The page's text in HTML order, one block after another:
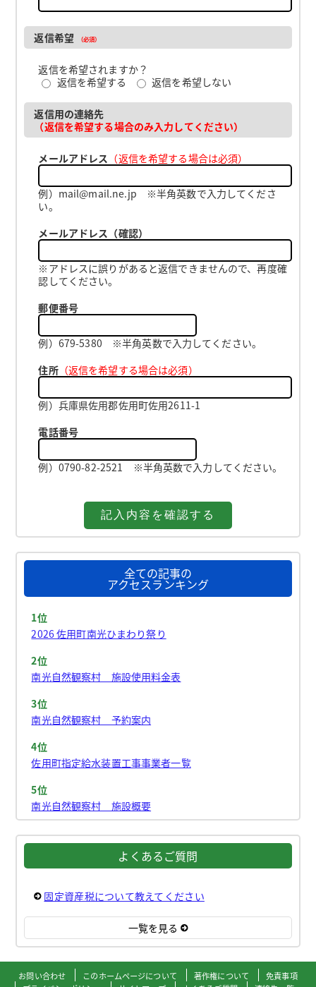
返信希望 （必須）
返信を希望されますか？
返信を希望する
返信を希望しない
返信用の連絡先
（返信を希望する場合のみ入力してください）
メールアドレス （返信を希望する場合は必須）
例）mail@mail.ne.jp ※半角英数で入力してくださ
い。
メールアドレス（確認）
※アドレスに誤りがあると返信できませんので、再度確
認してください。
郵便番号
例）679-5380 ※半角英数で入力してください。
住所（返信を希望する場合は必須）
例）兵庫県佐用郡佐用町佐用2611-1
電話番号
例）0790-82-2521 ※半角英数で入力してください。
全ての記事の
アクセスランキング
1位
2026 佐用町南光ひまわり祭り
2位
南光自然観察村 施設使用料金表
3位
南光自然観察村 予約案内
4位
佐用町指定給水装置工事事業者一覧
5位
南光自然観察村 施設概要
よくあるご質問
固定資産税について教えてください
一覧を見る
お問い合わせ このホームページについて 著作権について
免責事項